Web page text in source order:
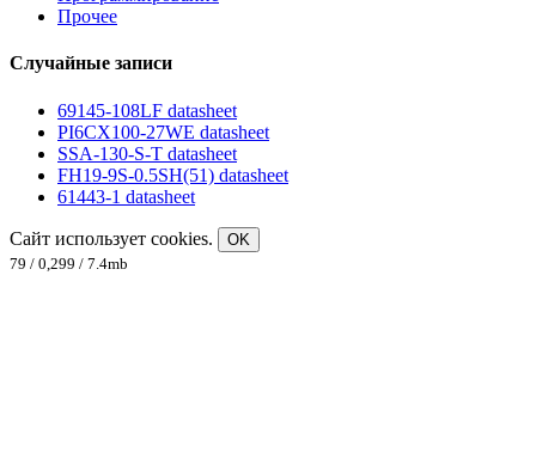
Прочее
Случайные записи
69145-108LF datasheet
PI6CX100-27WE datasheet
SSA-130-S-T datasheet
FH19-9S-0.5SH(51) datasheet
61443-1 datasheet
Сайт использует cookies.
OK
79 / 0,299 / 7.4mb